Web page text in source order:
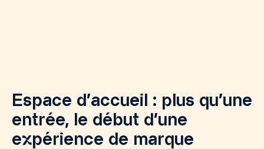
Espace d’accueil : p lus qu’une
entrée, le début d’une
expérience de marque